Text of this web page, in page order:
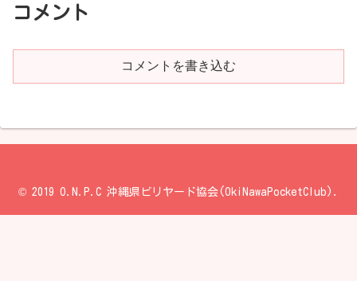
コメント
コメントを書き込む
© 2019 O.N.P.C 沖縄県ビリヤード協会(OkiNawaPocketClub).